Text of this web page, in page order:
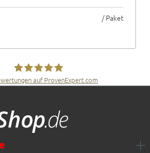
/ Paket
auf ProvenExpert.com